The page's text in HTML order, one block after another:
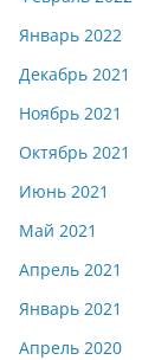
Январь 2022
Декабрь 2021
Ноябрь 2021
Октябрь 2021
Июнь 2021
Май 2021
Апрель 2021
Январь 2021
Апрель 2020